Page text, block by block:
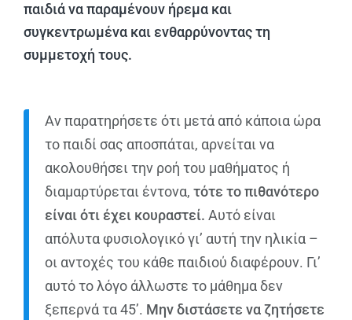
παιδιά να παραμένουν ήρεμα και
συγκεντρωμένα και ενθαρρύνοντας τη
συμμετοχή τους.
Αν παρατηρήσετε ότι μετά από κάποια ώρα
το παιδί σας αποσπάται, αρνείται να
ακολουθήσει την ροή του μαθήματος ή
διαμαρτύρεται έντονα, τότε το πιθανότερο
είναι ότι έχει κουραστεί. Αυτό είναι
απόλυτα φυσιολογικό γι’ αυτή την ηλικία –
οι αντοχές του κάθε παιδιού διαφέρουν. Γι’
αυτό το λόγο άλλωστε το μάθημα δεν
ξεπερνά τα 45’. Μην διστάσετε να ζητήσετε